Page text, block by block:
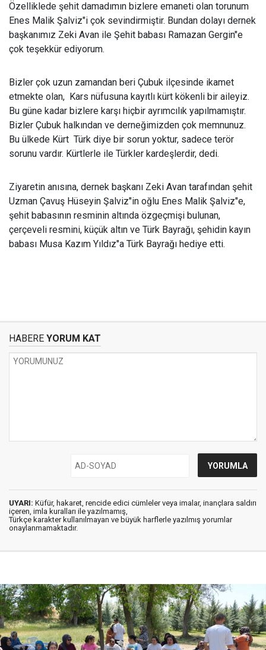
Özelliklede şehit damadımın bizlere emaneti olan torunum
Enes Malik Şalviz"i çok sevindirmiştir. Bundan dolayı dernek
başkanımız Zeki Avan ile Şehit babası Ramazan Gergin"e
çok teşekkür ediyorum.
Bizler çok uzun zamandan beri Çubuk ilçesinde ikamet
etmekte olan, Kars nüfusuna kayıtlı kürt kökenli bir aileyiz.
Bu güne kadar bizlere karşı hiçbir ayrımcılık yapılmamıştır.
Bizler Çubuk halkından ve derneğimizden çok memnunuz.
Bu ülkede Kürt  Türk diye bir sorun yoktur, sadece terör
sorunu vardır. Kürtlerle ile Türkler kardeşlerdir, dedi.
Ziyaretin anısına, dernek başkanı Zeki Avan tarafından şehit
Uzman Çavuş Hüseyin Şalviz"in oğlu Enes Malik Şalviz"e,
şehit babasının resminin altında özgeçmişi bulunan,
çerçeveli resmini, küçük altın ve Türk Bayrağı, şehidin kayın
babası Musa Kazım Yıldız"a Türk Bayrağı hediye etti.
HABERE YORUM KAT
UYARI: Küfür, hakaret, rencide edici cümleler veya imalar, inançlara saldırı
içeren, imla kuralları ile yazılmamış,
Türkçe karakter kullanılmayan ve büyük harflerle yazılmış yorumlar
onaylanmamaktadır.